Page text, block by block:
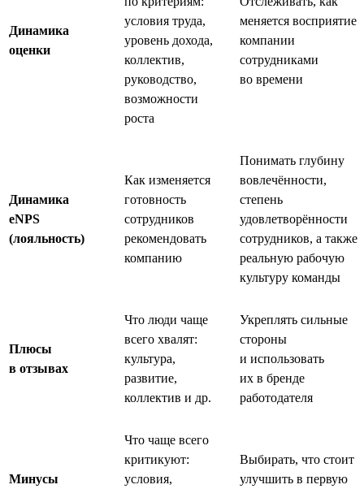
Динамика
оценки
условия труда,
уровень дохода,
коллектив,
руководство,
возможности
роста
меняется восприятие
компании
сотрудниками
во времени
Динамика
eNPS
(лояльность)
Как изменяется
готовность
сотрудников
рекомендовать
компанию
Понимать глубину
вовлечённости,
степень
удовлетворённости
сотрудников, а также
реальную рабочую
культуру команды
Плюсы
в отзывах
Что люди чаще
всего хвалят:
культура,
развитие,
коллектив и др.
Укреплять сильные
стороны
и использовать
их в бренде
работодателя
Минусы
Что чаще всего
критикуют:
условия,
Выбирать, что стоит
улучшить в первую